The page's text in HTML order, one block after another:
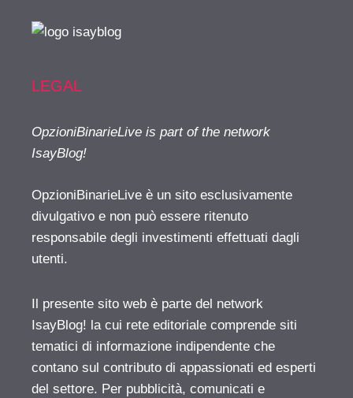
LEGAL
OpzioniBinarieLive is part of the network
IsayBlog!
OpzioniBinarieLive è un sito esclusivamente
divulgativo e non può essere ritenuto
responsabile degli investimenti effettuati dagli
utenti.
Il presente sito web è parte del network
IsayBlog! la cui rete editoriale comprende siti
tematici di informazione indipendente che
contano sul contributo di appassionati ed esperti
del settore. Per pubblicità, comunicati e